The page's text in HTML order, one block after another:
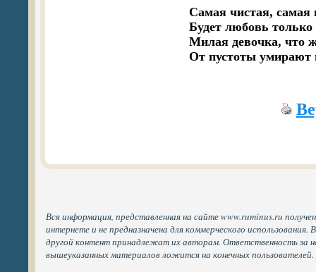
Самая чистая, самая
Будет любовь только
Милая девочка, что
Вся информация, представленная на сайте www.ruminus.ru
интернете и не предназначена для коммерческого
другой контент принадлежат их авторам. Ответственность за
вышеуказанных материалов ложится на конечных пользователей.